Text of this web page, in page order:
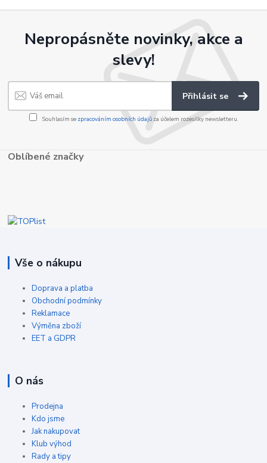
Nepropásněte novinky, akce a
slevy!
Přihlásit se
Souhlasím se zpracováním osobních údajůza účelem rozesílky newsletteru.
Oblíbené značky
Vše o nákupu
Doprava a platba
Obchodní podmínky
Reklamace
Výměna zboží
EET a GDPR
O nás
Prodejna
Kdo jsme
Jak nakupovat
Klub výhod
Rady a tipy